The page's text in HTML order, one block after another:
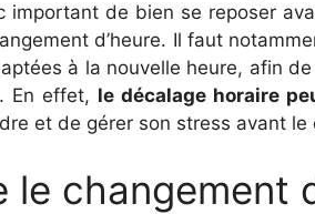
de bien se reposer
d’heure. Il faut
à la nouvelle heure, afin
En effet, le décalage horaire
et de gérer son stress avant le
changement